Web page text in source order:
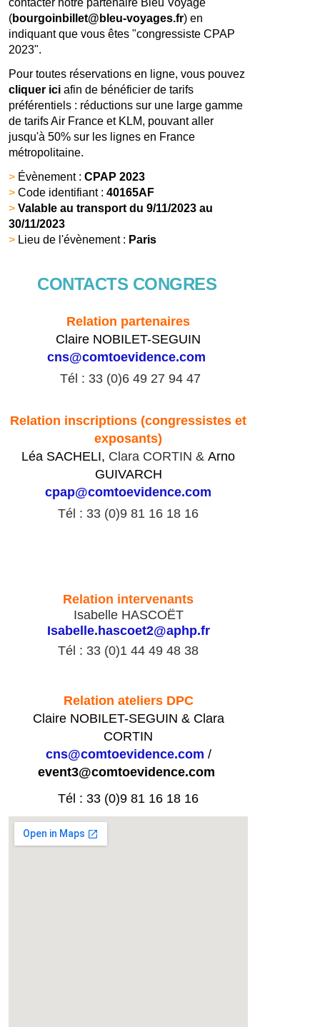
(bourgoinbillet@bleu-voyages.fr) en
indiquant que vous êtes "congressiste CPAP
2023".
Pour toutes réservations en ligne, vous pouvez
cliquer ici afin de bénéficier de tarifs
préférentiels : réductions sur une large gamme
de tarifs Air France et KLM, pouvant aller
jusqu'à 50% sur les lignes en France
métropolitaine.
> Évènement : CPAP 2023
> Code identifiant : 40165AF
> Valable au transport du 9/11/2023 au
30/11/2023
> Lieu de l'évènement : Paris
CONTACTS CONGRES
Relation partenaires
Claire NOBILET-SEGUIN
cns@comtoevidence.com
Tél : 33 (0)6 49 27 94 47
Relation inscriptions (congressistes et
exposants)
Léa SACHELI, Clara CORTIN & Arno
GUIVARCH
cpap@comtoevidence.com
Tél : 33 (0)9 81 16 18 16
Relation intervenants
Isabelle HASCOËT
Isabelle.hascoet2@aphp.fr
Tél : 33 (0)1 44 49 48 38
Relation ateliers DPC
Claire NOBILET-SEGUIN & Clara
CORTIN
cns@comtoevidence.com /
event3@comtoevidence.com
Tél : 33 (0)9 81 16 18 16